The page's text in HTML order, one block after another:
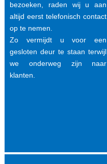
bezoeken, raden wij u aan
altijd eerst telefonisch contact
op te nemen.
Zo vermijdt u voor een
gesloten deur te staan terwijl
we onderweg zijn naar
klanten.